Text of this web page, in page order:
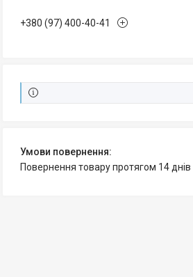
+380 (97) 400-40-41
повернення товару протягом 14 днів